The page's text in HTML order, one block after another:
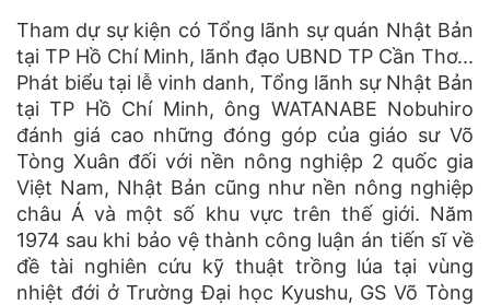
Tham dự sự kiện có Tổng lãnh sự quán Nhật Bản
tại TP Hồ Chí Minh, lãnh đạo UBND TP Cần Thơ...
Phát biểu tại lễ vinh danh, Tổng lãnh sự Nhật Bản
tại TP Hồ Chí Minh, ông WATANABE Nobuhiro
đánh giá cao những đóng góp của giáo sư Võ
Tòng Xuân đối với nền nông nghiệp 2 quốc gia
Việt Nam, Nhật Bản cũng như nền nông nghiệp
châu Á và một số khu vực trên thế giới. Năm
1974 sau khi bảo vệ thành công luận án tiến sĩ về
đề tài nghiên cứu kỹ thuật trồng lúa tại vùng
nhiệt đới ở Trường Đại học Kyushu, GS Võ Tòng